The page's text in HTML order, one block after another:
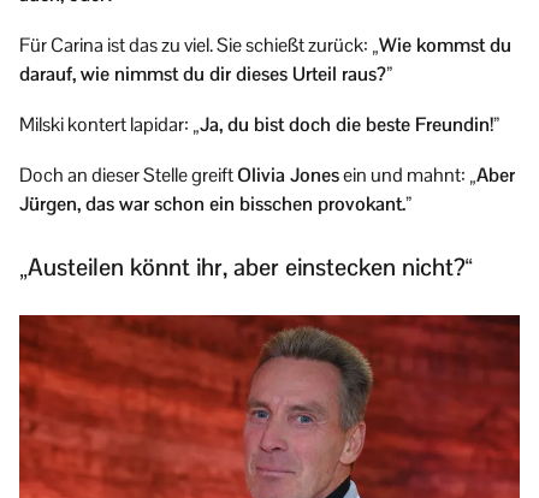
Für Carina ist das zu viel. Sie schießt zurück: „Wie kommst du
darauf, wie nimmst du dir dieses Urteil raus?”
Milski kontert lapidar: „Ja, du bist doch die beste Freundin!”
Doch an dieser Stelle greiftOlivia Jonesein und mahnt: „Aber
Jürgen, das war schon ein bisschen provokant.”
„Austeilen könnt ihr, aber einstecken nicht?“